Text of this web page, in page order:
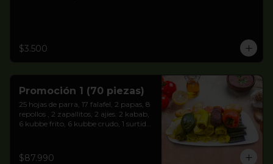
$3.500
Promoción 1 (70 piezas)
25 hojas de parra, 17 falafel, 2 papas, 8
repollos , 2 zapallitos, 2 ajíes. 2 kabab,
6 kubbe frito, 6 kubbe crudo, 1 surtido
$87.990